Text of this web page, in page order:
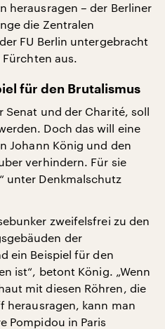
herausragen – der Berliner
die Zentralen
FU Berlin untergebracht
aus.
für den Brutalismus
Senat und der Charité, soll
Doch das will eine
Johann König und den
verhindern. Für sie
unter Denkmalschutz
zweifelsfrei zu den
der
ein Beispiel für den
ist“, betont König. „Wenn
mit diesen Röhren, die
herausragen, kann man
Pompidou in Paris